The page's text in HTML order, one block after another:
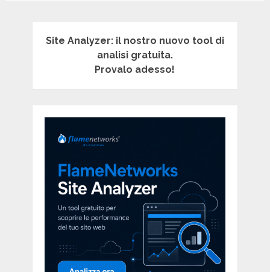
Site Analyzer: il nostro nuovo tool di
analisi gratuita.
Provalo adesso!